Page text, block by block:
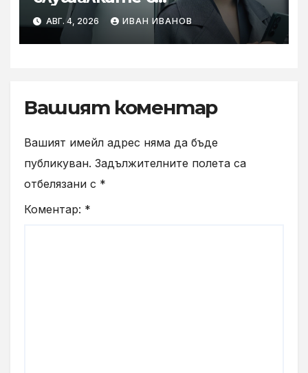
шумопотискане WH-
1000XM6 в нов цвят „Olive
Gray“
АВГ. 4, 2026 ИВАН ИВАНОВ
Вашият коментар
Вашият имейл адрес няма да бъде
публикуван. Задължителните полета са
отбелязани с *
Коментар: *